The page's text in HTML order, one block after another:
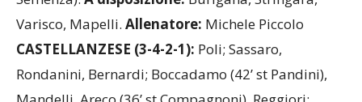
Varisco, Mapelli. Allenatore: Michele Piccolo
CASTELLANZESE (3-4-2-1): Poli; Sassaro,
Rondanini, Bernardi; Boccadamo (42’ st Pandini),